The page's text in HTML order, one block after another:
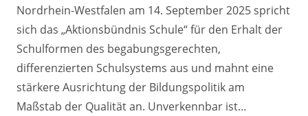
Nordrhein-Westfalen am 14. September 2025 spricht
sich das „Aktionsbündnis Schule“ für den Erhalt der
Schulformen des begabungsgerechten,
differenzierten Schulsystems aus und mahnt eine
stärkere Ausrichtung der Bildungspolitik am
Maßstab der Qualität an. Unverkennbar ist…